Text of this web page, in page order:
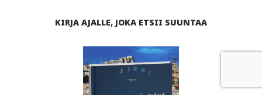
KIRJA AJALLE, JOKA ETSII SUUNTAA